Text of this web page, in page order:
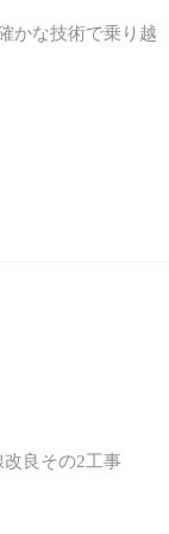
かな技術で乗り越
良その2工事